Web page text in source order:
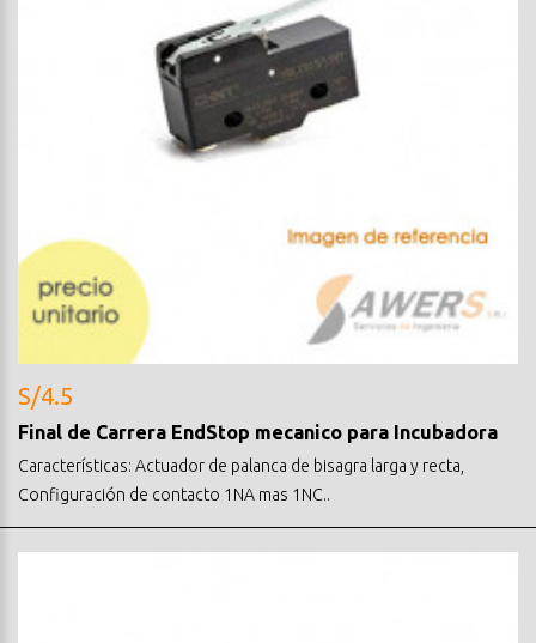
S/4.5
Final de Carrera EndStop mecanico para Incubadora
Características: Actuador de palanca de bisagra larga y recta,
Configuración de contacto 1NA mas 1NC..